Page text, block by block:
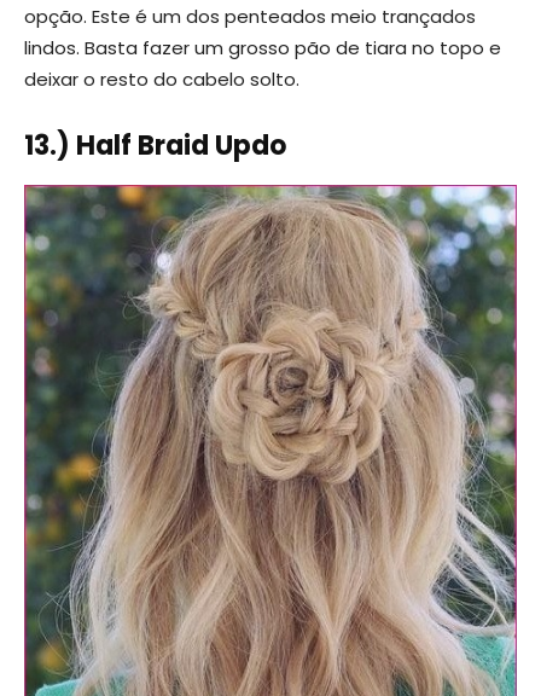
opção. Este é um dos penteados meio trançados
lindos. Basta fazer um grosso pão de tiara no topo e
deixar o resto do cabelo solto.
13.) Half Braid Updo